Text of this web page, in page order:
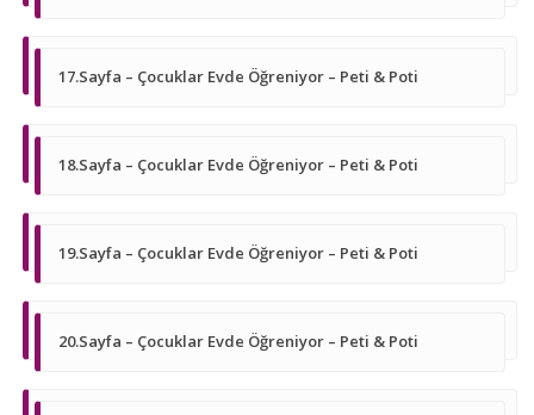
17.Sayfa – Çocuklar Evde Öğreniyor – Peti & Poti
18.Sayfa – Çocuklar Evde Öğreniyor – Peti & Poti
19.Sayfa – Çocuklar Evde Öğreniyor – Peti & Poti
20.Sayfa – Çocuklar Evde Öğreniyor – Peti & Poti